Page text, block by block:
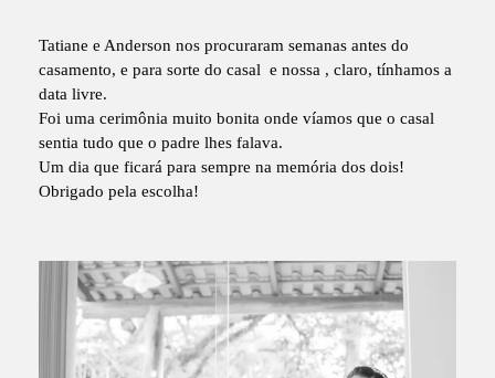
Tatiane e Anderson nos procuraram semanas antes do
casamento, e para sorte do casal e nossa , claro, tínhamos a
data livre.
Foi uma cerimônia muito bonita onde víamos que o casal
sentia tudo que o padre lhes falava.
Um dia que ficará para sempre na memória dos dois!
Obrigado pela escolha!